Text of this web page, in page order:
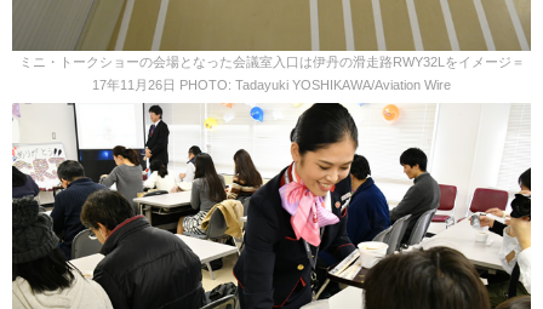
ミニ・トークショーの会場となった会議室入口は伊丹の滑走路RWY32Lをイメージ＝
17年11月26日 PHOTO: Tadayuki YOSHIKAWA/Aviation Wire